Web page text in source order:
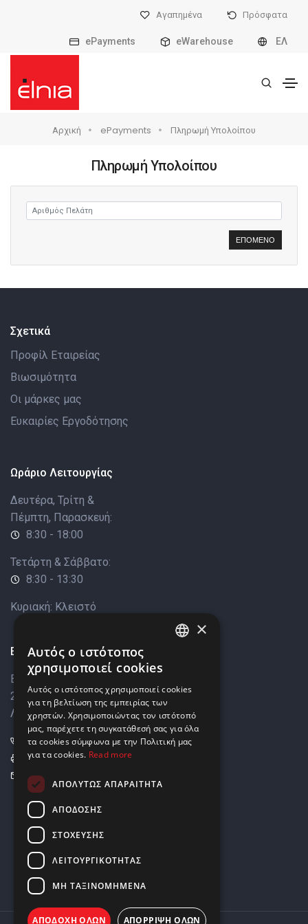
Αγαπημένα Πρόσφατα
ePayments eWarehouse ΕΛ
Αρχική ePayments Πληρωμή Υπολοίπου
Πληρωμή Υπολοίπου
ΕΠΌΜΕΝΟ
Σχετικά
Προφίλ Εταιρείας
Βιωσιμότητα
Οι μάρκες μας
Ευκαιρίες Εργοδότησης
Ωράριο Λειτουργίας
Δευτέρα, Τρίτη &
Πέμπτη, Παρασκευή:
8:30 - 18:00
Τετάρτη & Σάββατο:
8:30 - 13:30
Κυριακή: Κλειστό
Επικοινωνία
Βάρκιζας 8,
2033 Στρόβολος,
Λευκωσία, Κύπρος
+357 22449999
+357 22449989
info@elnia.com
GREEK
×
Αυτός ο ιστότοπος
χρησιμοποιεί cookies
Αυτός ο ιστότοπος χρησιμοποιεί cookies
για τη βελτίωση της εμπειρίας των
χρηστών. Χρησιμοποιώντας τον ιστότοπό
μας, παρέχετε τη συγκατάθεσή σας για όλα
τα cookies σύμφωνα με την Πολιτική μας
για τα cookies. Read more
ΑΠΟΛΎΤΩΣ ΑΠΑΡΑΊΤΗΤΑ
ΑΠΌΔΟΣΗΣ
ΣΤΌΧΕΥΣΗΣ
ΛΕΙΤΟΥΡΓΙΚΌΤΗΤΑΣ
ΜΗ ΤΑΞΙΝΟΜΗΜΈΝΑ
ΑΠΟΔΟΧΉ ΌΛΩΝ ΑΠΌΡΡΙΨΗ ΌΛΩΝ